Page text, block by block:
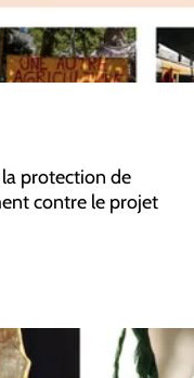
la protection de
contre le projet